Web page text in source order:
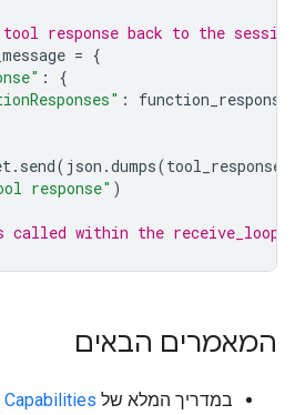
response back to the session
= {
:
{
:
. send( json .dumps(
response" )
within the receive_loop
המאמרים הבאים
במדריך המלא של Live API Capabilities